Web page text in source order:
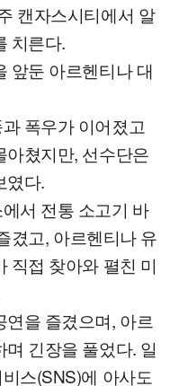
캔자스시티에서 알
치른다.
앞둔 아르헨티나 대
폭우가 이어졌고
아쳤지만, 선수단은
였다.
서 전통 소고기 바
겼고, 아르헨티나 유
직접 찾아와 펼친 미
을 즐겼으며, 아르
긴장을 풀었다. 일
스(SNS)에 아사도